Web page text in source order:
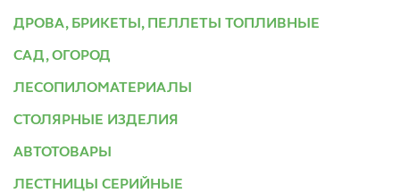
ДРОВА, БРИКЕТЫ, ПЕЛЛЕТЫ ТОПЛИВНЫЕ
САД, ОГОРОД
ЛЕСОПИЛОМАТЕРИАЛЫ
СТОЛЯРНЫЕ ИЗДЕЛИЯ
АВТОТОВАРЫ
ЛЕСТНИЦЫ СЕРИЙНЫЕ